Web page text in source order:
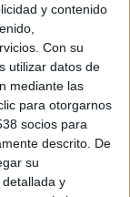
y contenido
Con su
utilizar datos de
mediante las
para otorgarnos
socios para
descrito. De
su
y
de